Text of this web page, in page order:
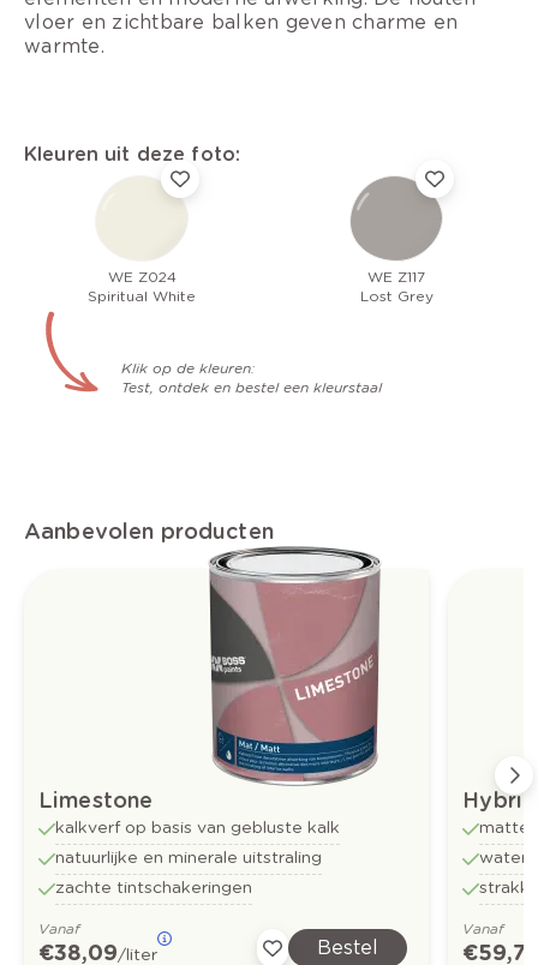
vloer en zichtbare balken geven charme en
warmte.
Kleuren uit deze foto:
WE Z024
Spiritual White
WE Z117
Lost Grey
Klik op de kleuren:
Test, ontdek en bestel een kleurstaal
Aanbevolen producten
Limestone
kalkverf op basis van gebluste kalk
natuurlijke en minerale uitstraling
zachte tintschakeringen
Vanaf
€ 38,09/liter Bestel
matte
Vanaf
€